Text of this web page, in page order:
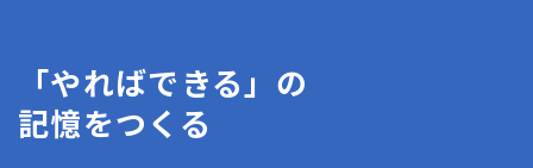
「やればできる」の
記憶をつくる